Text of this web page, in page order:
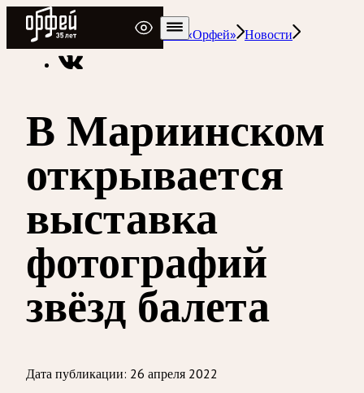
Радио Орфей
Радио классической музыки «Орфей» Новости
В Мариинском
открывается
выставка
фотографий
звёзд балета
Дата публикации: 26 апреля 2022